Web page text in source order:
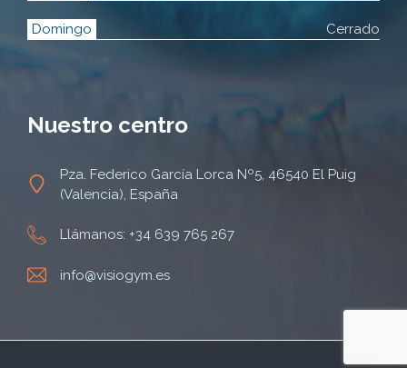
Domingo Cerrado
Nuestro centro
Pza. Federico García Lorca Nº5, 46540 El Puig
(Valencia), España
Llámanos: +34 639 765 267
info@visiogym.es